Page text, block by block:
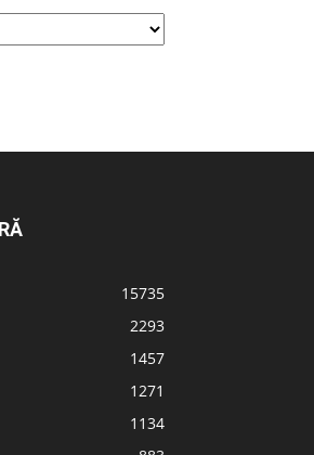
15735
2293
1457
1271
1134